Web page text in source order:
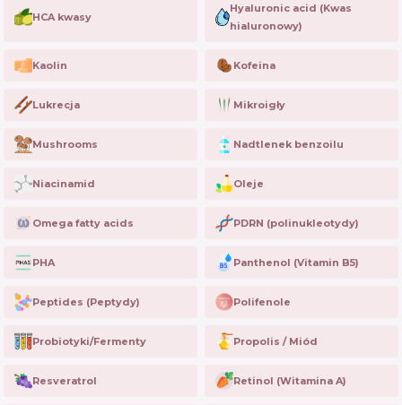
HCA kwasy
Hyaluronic acid (Kwas
hialuronowy)
Kaolin Kofeina
Lukrecja Mikroigły
Mushrooms Nadtlenek benzoilu
Niacinamid Oleje
Omega fatty acids PDRN (polinukleotydy)
PHA Panthenol (Vitamin B5)
Peptides (Peptydy) Polifenole
Probiotyki/Fermenty Propolis / Miód
Resveratrol Retinol (Witamina A)